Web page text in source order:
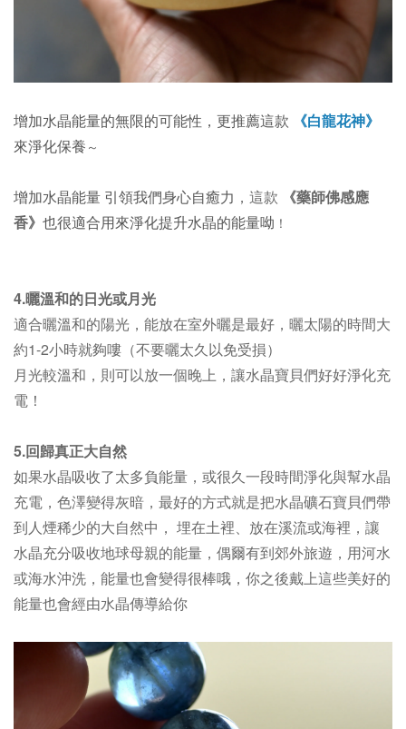
增加水晶能量的無限的可能性，更推薦這款
《白龍花神》
來淨化保養 ～
增加水晶能量 引領我們身心自癒力 ， 這款
《藥師佛感應
香》 也很適合用來淨化提升水晶的能量呦 ！
4.曬溫和的日光或月光
適合曬溫和的陽光，能放在室外曬是最好， 曬太陽的時間大
約1-2小時就夠嘍（不要曬太久以免受損）
月光較溫和，則可以放一個晚上，讓水晶寶貝們好好淨化充
電！
5.回歸真正大自然
如果水晶吸收了太多負能量，或很久一段時間淨化與幫水晶
充電，色澤變得灰暗，最好的方式就是把水晶礦石寶貝們帶
到人煙稀少的大自然中， 埋在土裡、放在溪流或海裡，讓
水晶充分吸收地球母親的能量，偶爾有到郊外旅遊，用河水
或海水沖洗，能量也會變得很棒哦，你之後戴上這些美好的
能量也會經由水晶傳導給你